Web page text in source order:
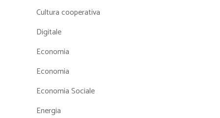
Cultura cooperativa
Digitale
Economia
Economia
Economia Sociale
Energia